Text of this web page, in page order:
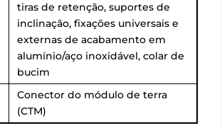
tiras de retenção, suportes de
inclinação, fixações universais e
externas de acabamento em
alumínio/aço inoxidável, colar de
bucim
Conector do módulo de terra
(CTM)